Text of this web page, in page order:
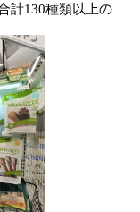
計130種類以上の